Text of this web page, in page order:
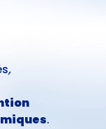
,
.